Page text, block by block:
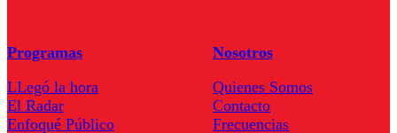
Programas
LLegó la hora
El Radar
Enfoqué Público
Nosotros
Quienes Somos
Contacto
Frecuencias